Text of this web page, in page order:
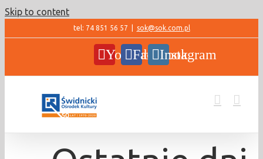
Skip to content
tel: 74 851 56 57 sok@sok.com.pl
YouTubeFacebookInstagram